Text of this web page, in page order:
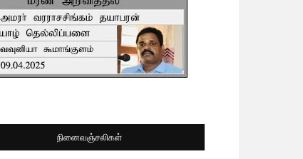
நினைவஞ்சலிகள்